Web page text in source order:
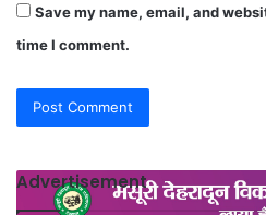
Save my name, email, and
time I comment.
Advertisement